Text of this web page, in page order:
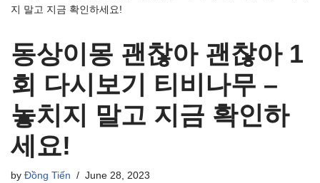
지 말고 지금 확인하세요!
동상이몽 괜찮아 괜찮아 1
회 다시보기 티비나무 –
놓치지 말고 지금 확인하
세요!
by Đồng Tiến June 28, 2023